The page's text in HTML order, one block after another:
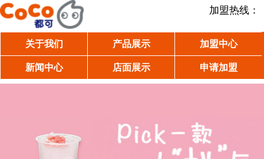
加盟热线：
关于我们 产品展示 加盟中心
新闻中心 店面展示 申请加盟